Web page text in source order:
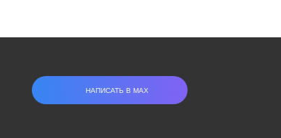
НАПИСАТЬ В МАХ